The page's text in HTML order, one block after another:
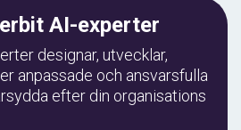
AI-experter
designar, utvecklar,
anpassade och ansvarsfulla
efter din organisations